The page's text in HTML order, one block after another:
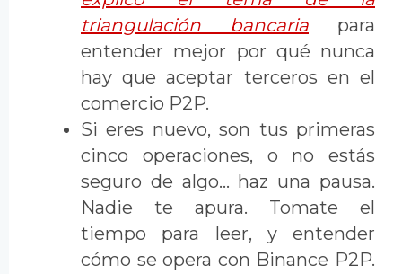
triangulación bancaria para
entender mejor por qué nunca
hay que aceptar terceros en el
comercio P2P.
Si eres nuevo, son tus primeras
cinco operaciones, o no estás
seguro de algo... haz una pausa.
Nadie te apura. Tomate el
tiempo para leer, y entender
cómo se opera con Binance P2P.